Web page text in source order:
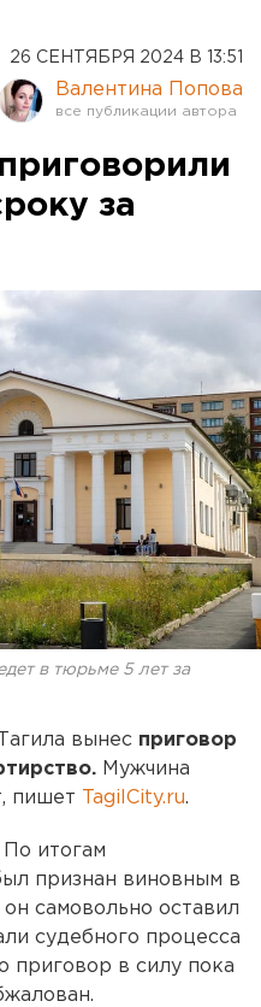
26 СЕНТЯБРЯ 2024 В 13:51
Валентина Попова
за
в тюрьме 5 лет за
вынес приговор
Мужчина
пишет
TagilCity.ru.
По итогам
признан виновным в
самовольно оставил
судебного процесса
приговор в силу пока